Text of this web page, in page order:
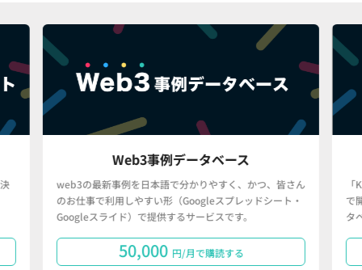
Web3事例データベース
web3の最新事例を日本語で分かりやすく、かつ、皆さん
のお仕事で利用しやすい形（Googleスプレッドシート・
Googleスライド）で提供するサービスです。
50,000 円/月で購読する
で
タ